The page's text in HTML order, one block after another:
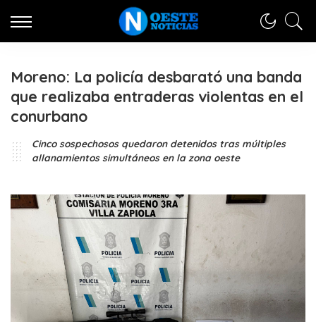
Moreno: La policía desbarató una banda
que realizaba entraderas violentas en el
conurbano
Cinco sospechosos quedaron detenidos tras múltiples
allanamientos simultáneos en la zona oeste